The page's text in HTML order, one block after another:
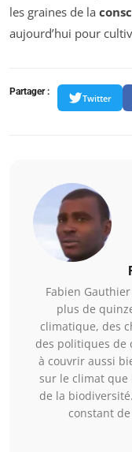
les graines de la
aujourd’hui pour
Partager :
Twitter
Fabien
plus de
climatique, des
des politiques de
à couvrir aussi
sur le climat que
de la
constant